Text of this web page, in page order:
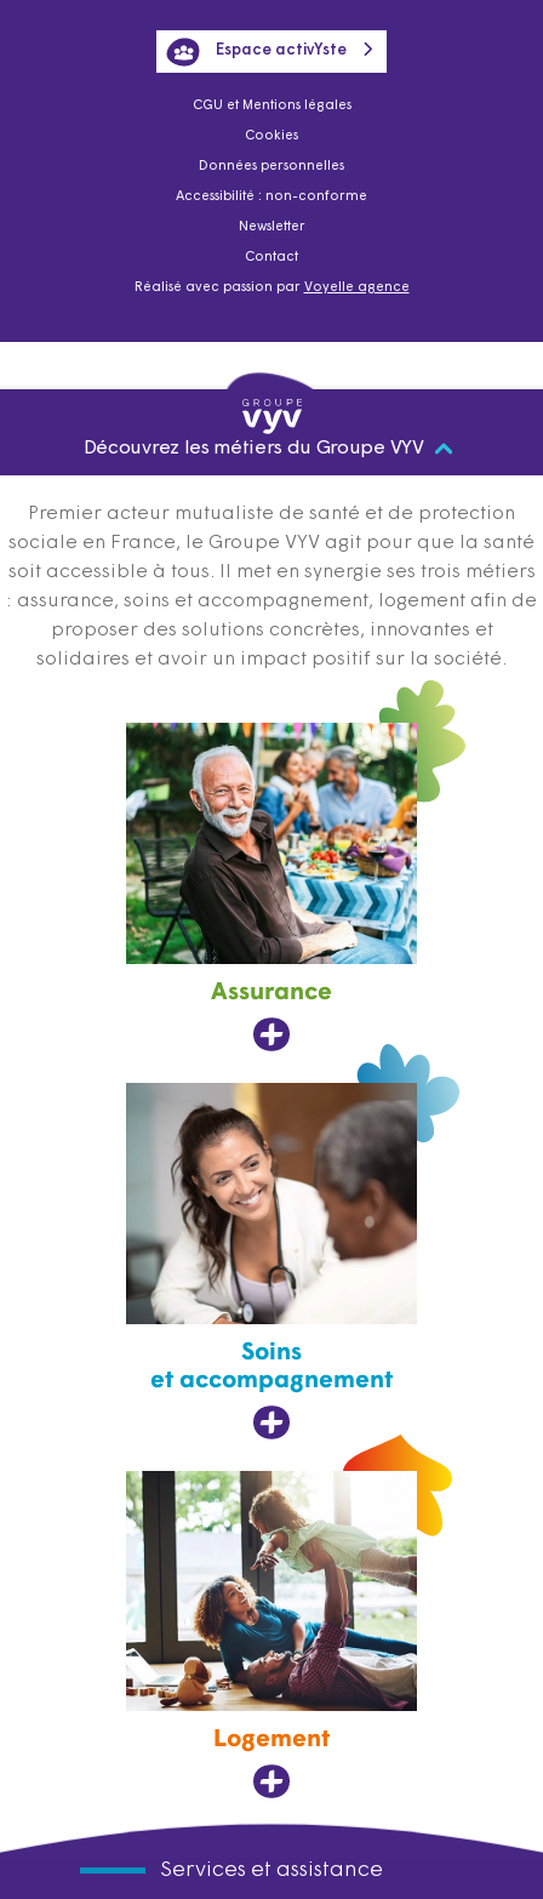
CGU et Mentions légales
Cookies
Données personnelles
Accessibilité : non-conforme
Newsletter
Contact
Réalisé avec passion par Voyelle agence
Espace activYste
Découvrez les métiers du Groupe VYV
Premier acteur mutualiste de santé et de protection
sociale en France, le Groupe VYV agit pour que la santé
soit accessible à tous. Il met en synergie ses trois métiers
: assurance, soins et accompagnement, logement afin de
proposer des solutions concrètes, innovantes et
solidaires et avoir un impact positif sur la société.
Assurance
Soins
et accompagnement
Logement
Services et assistance